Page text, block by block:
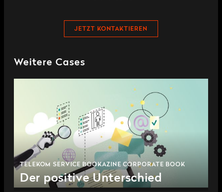
JETZT KONTAKTIEREN
Weitere Cases
TELEKOM SERVICE BOOKAZINE CORPORATE BOOK
Der positive Unterschied